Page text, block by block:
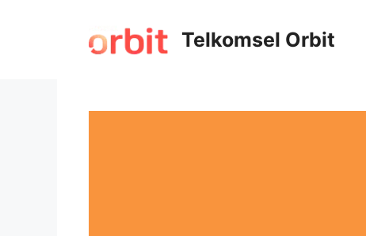
Telkomsel Orbit